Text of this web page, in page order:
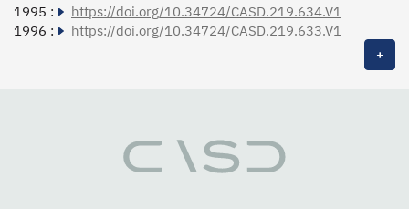
1995 :
https://doi.org/10.34724/CASD.219.634.V1
1996 :
https://doi.org/10.34724/CASD.219.633.V1
+